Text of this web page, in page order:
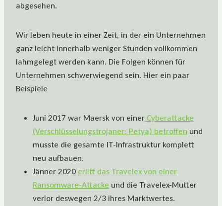
abgesehen.
Wir leben heute in einer Zeit, in der ein Unternehmen
ganz leicht innerhalb weniger Stunden vollkommen
lahmgelegt werden kann. Die Folgen können für
Unternehmen schwerwiegend sein. Hier ein paar
Beispiele
Juni 2017 war Maersk von einer Cyberattacke
(Verschlüsselungstrojaner: Petya) betroffen und
musste die gesamte IT-Infrastruktur komplett
neu aufbauen.
Jänner 2020 erlitt das Travelex von einer
Ransomware-Attacke und die Travelex-Mutter
verlor deswegen 2/3 ihres Marktwertes.